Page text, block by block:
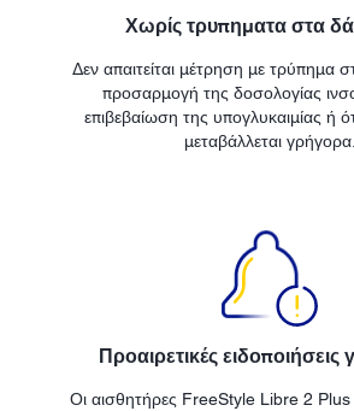
Χωρίς τρυπηματα στα
Δεν απαιτείται μέτρηση με τρύπημα
προσαρμογή της δοσολογίας
επιβεβαίωση της υπογλυκαιμίας ή
μεταβάλλεται γρήγορα.
Προαιρετικές ειδοποιήσεις
Οι αισθητήρες FreeStyle Libre 2